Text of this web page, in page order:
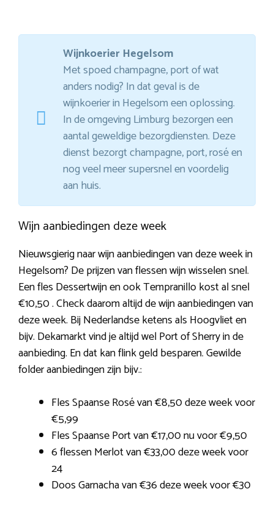
Wijnkoerier Hegelsom
Met spoed champagne, port of wat
anders nodig? In dat geval is de
wijnkoerier in Hegelsom een oplossing.
In de omgeving Limburg bezorgen een
aantal geweldige bezorgdiensten. Deze
dienst bezorgt champagne, port, rosé en
nog veel meer supersnel en voordelig
aan huis.
Wijn aanbiedingen deze week
Nieuwsgierig naar wijn aanbiedingen van deze week in
Hegelsom? De prijzen van flessen wijn wisselen snel.
Een fles Dessertwijn en ook Tempranillo kost al snel
€10,50 . Check daarom altijd de wijn aanbiedingen van
deze week. Bij Nederlandse ketens als Hoogvliet en
bijv. Dekamarkt vind je altijd wel Port of Sherry in de
aanbieding. En dat kan flink geld besparen. Gewilde
folder aanbiedingen zijn bijv.:
Fles Spaanse Rosé van €8,50 deze week voor
€5,99
Fles Spaanse Port van €17,00 nu voor €9,50
6 flessen Merlot van €33,00 deze week voor
24
Doos Garnacha van €36 deze week voor €30